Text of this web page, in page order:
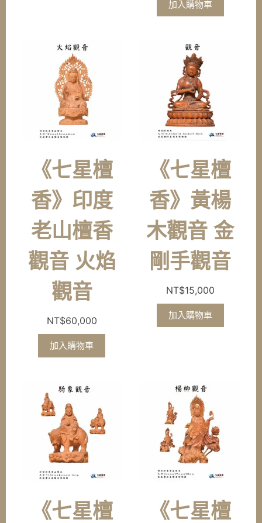
加入購物車
《七星檀
香》印度
老山檀香
觀音 火焰
觀音
NT$60,000
加入購物車
《七星檀
香》黃楊
木觀音 金
剛手觀音
NT$15,000
加入購物車
《七星檀
《七星檀